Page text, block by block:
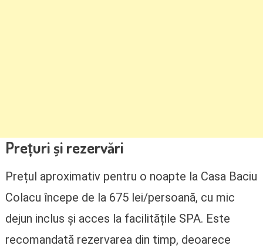
Prețuri și rezervări
Prețul aproximativ pentru o noapte la Casa Baciu
Colacu începe de la 675 lei/persoană, cu mic
dejun inclus și acces la facilitățile SPA. Este
recomandată rezervarea din timp, deoarece